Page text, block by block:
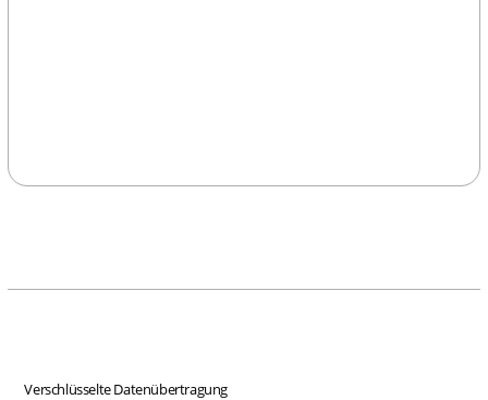
Verschlüsselte Datenübertragung